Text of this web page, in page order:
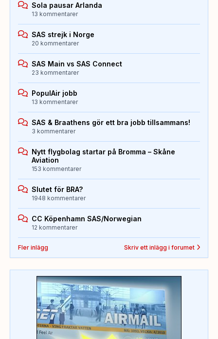
Sola pausar Arlanda
13 kommentarer
SAS strejk i Norge
20 kommentarer
SAS Main vs SAS Connect
23 kommentarer
PopulAir jobb
13 kommentarer
SAS & Braathens gör ett bra jobb tillsammans!
3 kommentarer
Nytt flygbolag startar på Bromma – Skåne
Aviation
153 kommentarer
Slutet för BRA?
1948 kommentarer
CC Köpenhamn SAS/Norwegian
12 kommentarer
Fler inlägg Skriv ett inlägg i forumet